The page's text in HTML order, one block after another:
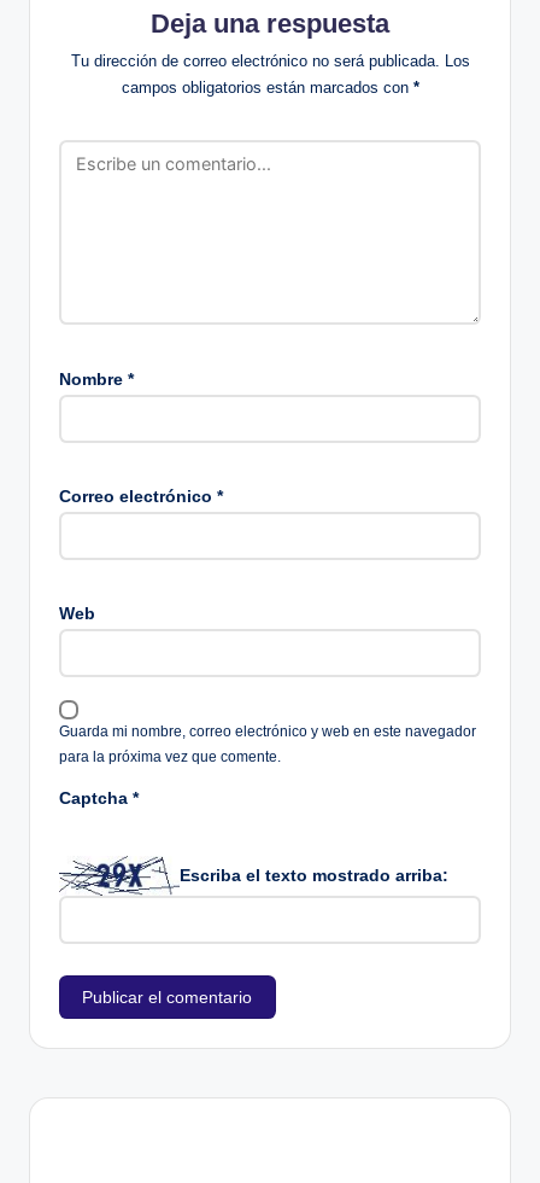
Deja una respuesta
Tu dirección de correo electrónico no será publicada.
Los
campos obligatorios están marcados con *
Nombre *
Correo electrónico *
Web
Guarda mi nombre, correo electrónico y web en este navegador
para la próxima vez que comente.
Captcha *
Escriba el texto mostrado arriba: